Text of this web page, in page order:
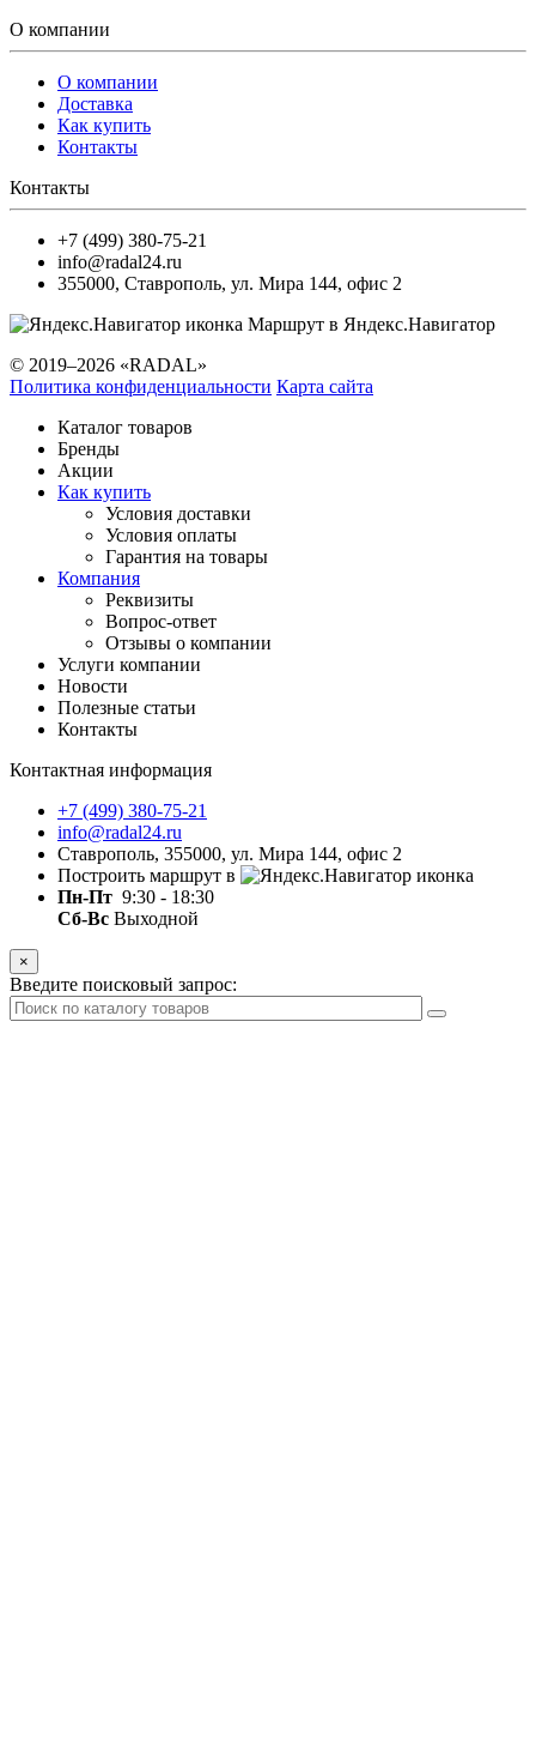
О компании
О компании
Доставка
Как купить
Контакты
Контакты
+7 (499) 380-75-21
info@radal24.ru
355000, Ставрополь, ул. Мира 144, офис 2
Маршрут в Яндекс.Навигатор
© 2019–2026 «RADAL»
Политика конфиденциальности Карта сайта
Каталог товаров
Бренды
Акции
Как купить
Условия доставки
Условия оплаты
Гарантия на товары
Компания
Реквизиты
Вопрос-ответ
Отзывы о компании
Услуги компании
Новости
Полезные статьи
Контакты
Контактная информация
+7 (499) 380-75-21
info@radal24.ru
Ставрополь, 355000, ул. Мира 144, офис 2
Построить маршрут в
Пн-Пт 9:30 - 18:30
Сб-Вс Выходной
×
Введите поисковый запрос: